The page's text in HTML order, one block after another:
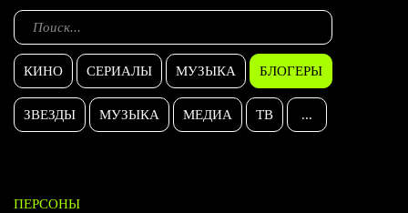
КИНО СЕРИАЛЫ МУЗЫКА БЛОГЕРЫ
ЗВЕЗДЫ МУЗЫКА МЕДИА ТВ ...
ПЕРСОНЫ